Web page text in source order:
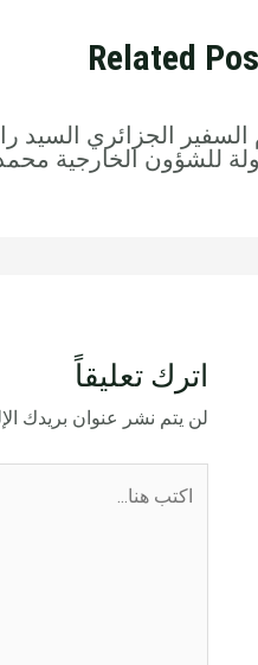
Related
السفير الجزائري السيد
للشؤون الخارجية
اترك تعليقاً
لن يتم نشر عنوان بريدك